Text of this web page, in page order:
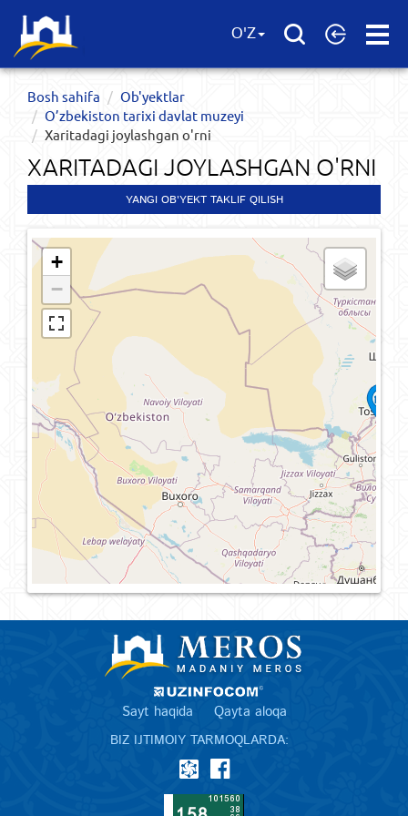
Open
O'Z
Bosh sahifa
Ob'yektlar​
O’zbekiston tarixi davlat muzeyi
Xaritadagi joylashgan o'rni
XARITADAGI JOYLASHGAN O'RNI
YANGI OB'YEKT TAKLIF QILISH
+
−
Sayt haqida Qayta aloqa
BIZ IJTIMOIY TARMOQLARDA: